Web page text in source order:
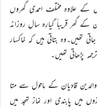
کے علاوہ مختلف احمدی گھروں
کے گھر قریباً گیارہ سال روزانہ
تھیں۔وہ بتاتی ہیں کہ خاکسار
پڑھاتی تھیں۔
قادیان کے ماحول سے متا
میں پابندی اور نماز تہجد میں